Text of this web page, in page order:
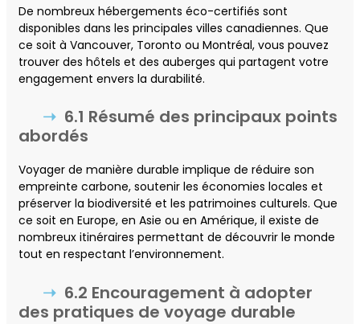
De nombreux hébergements éco-certifiés sont
disponibles dans les principales villes canadiennes. Que
ce soit à Vancouver, Toronto ou Montréal, vous pouvez
trouver des hôtels et des auberges qui partagent votre
engagement envers la durabilité.
6.1 Résumé des principaux points
abordés
Voyager de manière durable implique de réduire son
empreinte carbone, soutenir les économies locales et
préserver la biodiversité et les patrimoines culturels. Que
ce soit en Europe, en Asie ou en Amérique, il existe de
nombreux itinéraires permettant de découvrir le monde
tout en respectant l’environnement.
6.2 Encouragement à adopter
des pratiques de voyage durable